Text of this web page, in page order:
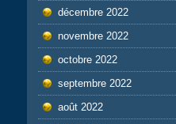
décembre 2022
novembre 2022
octobre 2022
septembre 2022
août 2022